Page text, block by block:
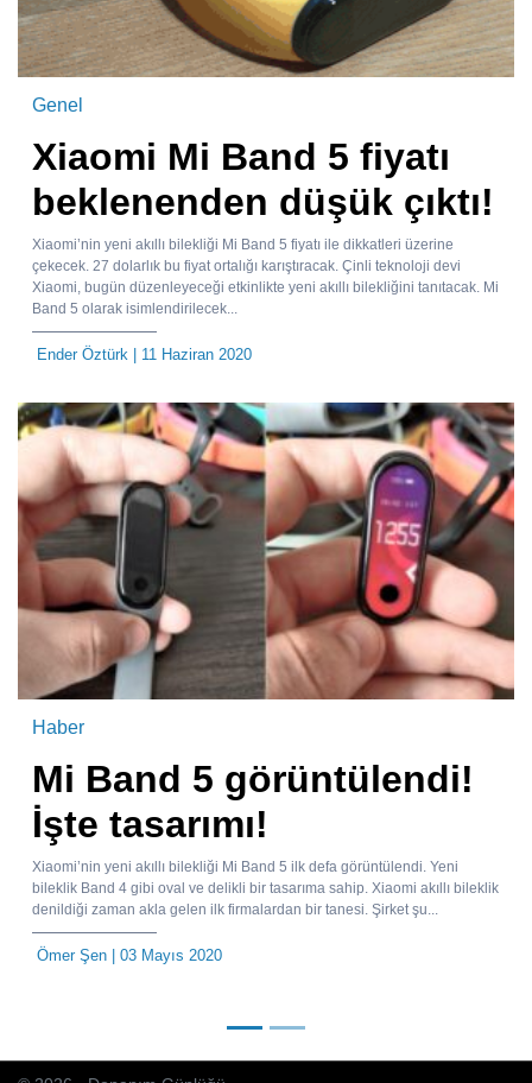
Genel
Xiaomi Mi Band 5 fiyatı
beklenenden düşük çıktı!
Xiaomi’nin yeni akıllı bilekliği Mi Band 5 fiyatı ile dikkatleri üzerine
çekecek. 27 dolarlık bu fiyat ortalığı karıştıracak. Çinli teknoloji devi
Xiaomi, bugün düzenleyeceği etkinlikte yeni akıllı bilekliğini tanıtacak. Mi
Band 5 olarak isimlendirilecek...
Ender Öztürk | 11 Haziran 2020
Haber
Mi Band 5 görüntülendi!
İşte tasarımı!
Xiaomi’nin yeni akıllı bilekliği Mi Band 5 ilk defa görüntülendi. Yeni
bileklik Band 4 gibi oval ve delikli bir tasarıma sahip. Xiaomi akıllı bileklik
denildiği zaman akla gelen ilk firmalardan bir tanesi. Şirket şu...
Ömer Şen | 03 Mayıs 2020